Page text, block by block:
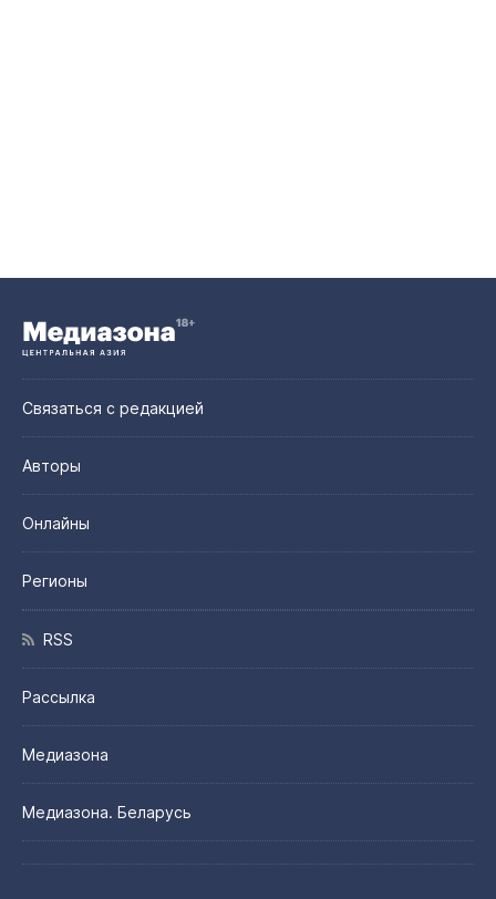
Связаться с редакцией
Авторы
Онлайны
Регионы
RSS
Рассылка
Медиазона
Медиазона. Беларусь